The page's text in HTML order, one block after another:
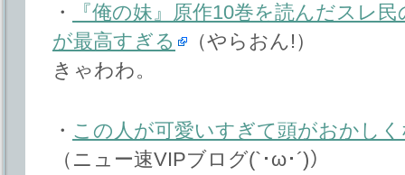
・
『俺の妹』原作10巻を読んだスレ
が最高すぎる
（やらおん!）
きゃわわ。
・ この人が可愛いすぎて頭がおかし
（ニュー速VIPブログ(`･ω･´)）